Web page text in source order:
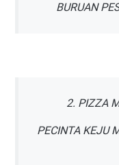
BURUAN
2. PIZZA
PECINTA KEJU